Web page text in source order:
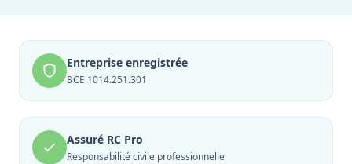
Entreprise enregistrée
BCE 1014.251.301
Assuré RC Pro
Responsabilité civile professionnelle